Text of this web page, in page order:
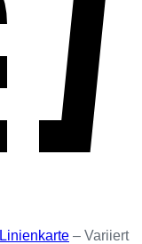
Linienkarte – Variiert